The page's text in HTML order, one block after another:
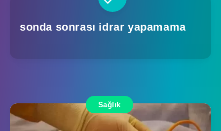
sonda sonrası idrar yapamama
Sağlık